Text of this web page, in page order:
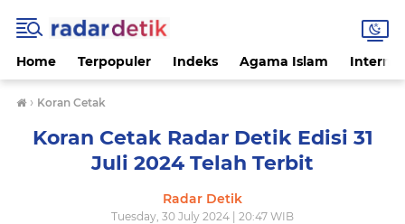
Home Terpopuler Indeks Agama Islam
› Koran Cetak
Koran Cetak Radar Detik Edisi 31
Juli 2024 Telah Terbit
Radar Detik
Tuesday, 30 July 2024 | 20:47 WIB